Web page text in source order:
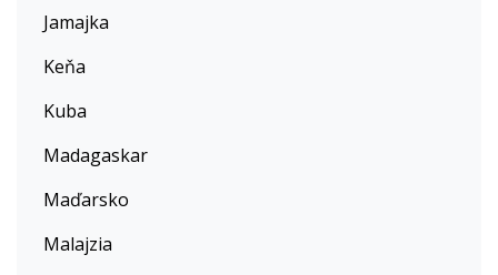
Jamajka
Keňa
Kuba
Madagaskar
Maďarsko
Malajzia